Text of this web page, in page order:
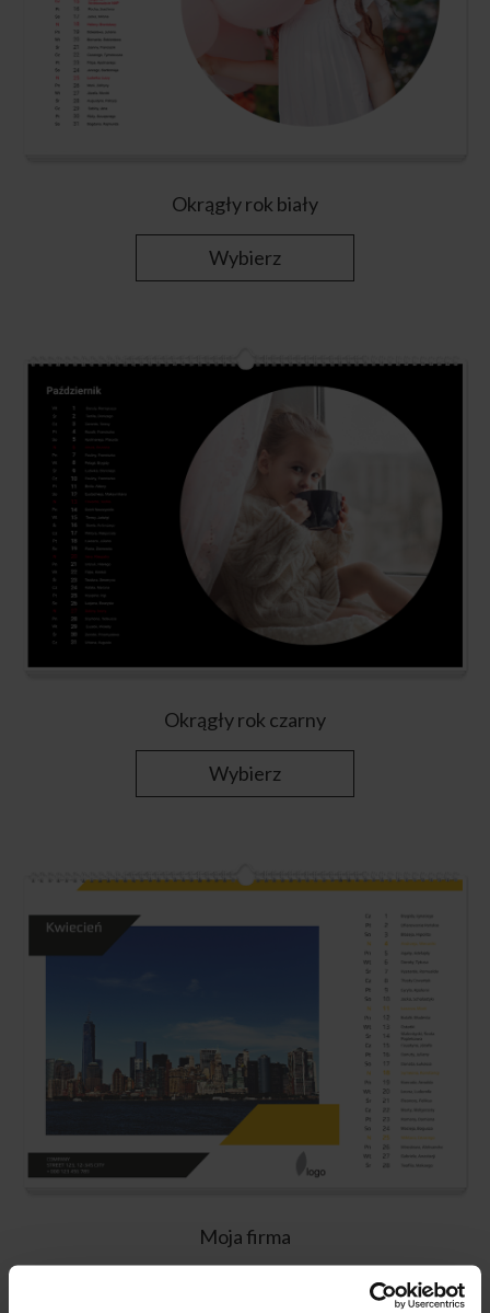
Okrągły rok biały
Wybierz
Okrągły rok czarny
Wybierz
Moja firma